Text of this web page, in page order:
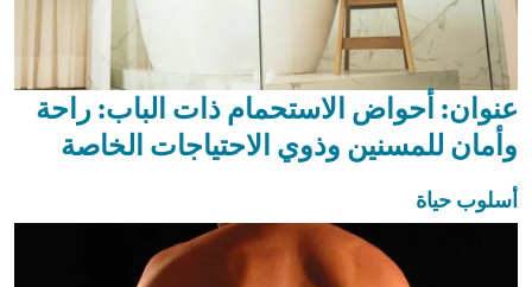
عنوان: أحواض الاستحمام ذات الباب: راحة
وأمان للمسنين وذوي الاحتياجات الخاصة
أسلوب حياة